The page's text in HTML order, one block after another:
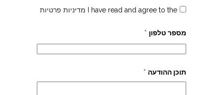
I have read and agree to the מדיניות פרטיות
מספר טלפון *
תוכן ההודעה *